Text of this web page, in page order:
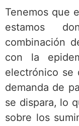
Tenemos que
estamos
combinación
con la
electrónico se
demanda de
se dispara, lo
sobre los